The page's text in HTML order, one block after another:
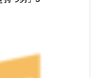
（2003）
）
Gun 2 1/2 (1991)